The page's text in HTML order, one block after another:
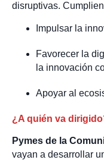
disruptivas.
Impulsar la
Favorecer la
la innovación
Apoyar al
¿A quién va
Pymes de la
vayan a desarrollar